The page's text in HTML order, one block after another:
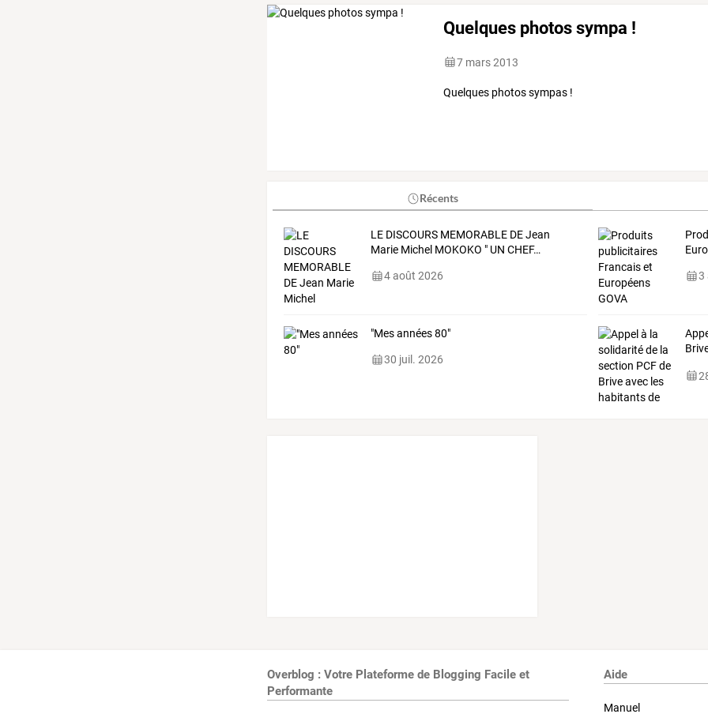
Quelques photos sympa !
7 mars 2013
Quelques photos sympas !
Récents
LEDISCOURSMEMORABLEDEJean
MarieMichel MOKOKO "UN CHEF…
4 août 2026 3
"Mes années 80"
30 juil. 2026
Overblog : Votre Plateforme de Blogging Facile et
Performante
Aide
Manuel